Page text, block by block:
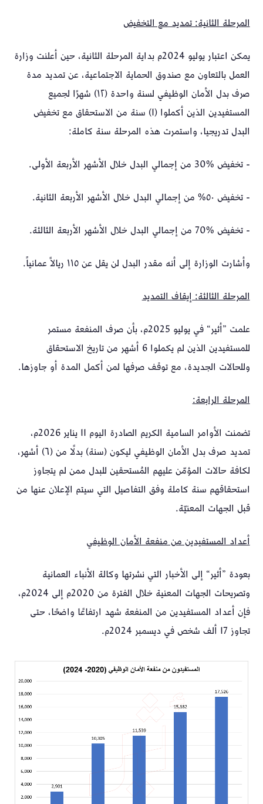
المرحلة الثانية: تمديد مع التخفيض
يمكن اعتبار يوليو 2024م بداية المرحلة الثانية، حين أعلنت وزارة
العمل بالتعاون مع صندوق الحماية الاجتماعية، عن تمديد مدة
صرف بدل الأمان الوظيفي لسنة واحدة (١٢) شهرًا لجميع
المستفيدين الذين أكملوا (1) سنة من الاستحقاق مع تخفيض
البدل تدريجيا، واستمرت هذه المرحلة سنة كاملة:
- تخفيض %30 من إجمالي البدل خلال الأشهر الأربعة الأولى.
- تخفيض ٥٠% من إجمالي البدل خلال الأشهر الأربعة الثانية.
- تخفيض %70 من إجمالي البدل خلال الأشهر الأربعة الثالثة.
وأشارت الوزارة إلى أنه مقدر البدل لن يقل عن ١١٥ ريالاً عمانياً.
المرحلة الثالثة: إيقاف التمديد
علمت ”أثير“ في يوليو 2025م، بأن صرف المنفعة مستمر
للمستفيدين الذين لم يكملوا 6 أشهر من تاريخ الاستحقاق
وللحالات الجديدة، مع توقف صرفها لمن أكمل المدة أو جاوزها.
المرحلة الرابعة:
تضمنت الأوامر السامية الكريم الصادرة اليوم 11 يناير 2026م،
تمديد صرف بدل الأمان الوظيفي ليكون (سنة) بدلًا من (٦) أشهر،
لكافة حالات المؤمّن عليهم المُستحقين للبدل ممن لم يتجاوز
استحقاقهم سنة كاملة وفق التفاصيل التي سيتم الإعلان عنها من
قبل الجهات المعنيّة.
أعداد المستفيدين من منفعة الأمان الوظيفي
بعودة ”أثير“ إلى الأخبار التي نشرتها وكالة الأنباء العمانية
وتصريحات الجهات المعنية خلال الفترة من 2020م إلى 2024م،
فإن أعداد المستفيدين من المنفعة شهد ارتفاعًا واضحًا، حتى
تجاوز 17 ألف شخص في ديسمبر 2024م.